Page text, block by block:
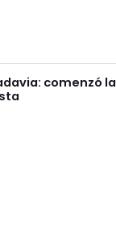
comenzó la